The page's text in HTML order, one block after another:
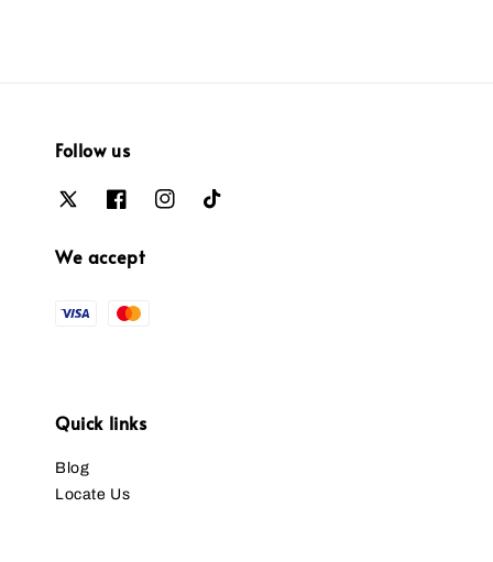
Follow us
We accept
Quick links
Blog
Locate Us